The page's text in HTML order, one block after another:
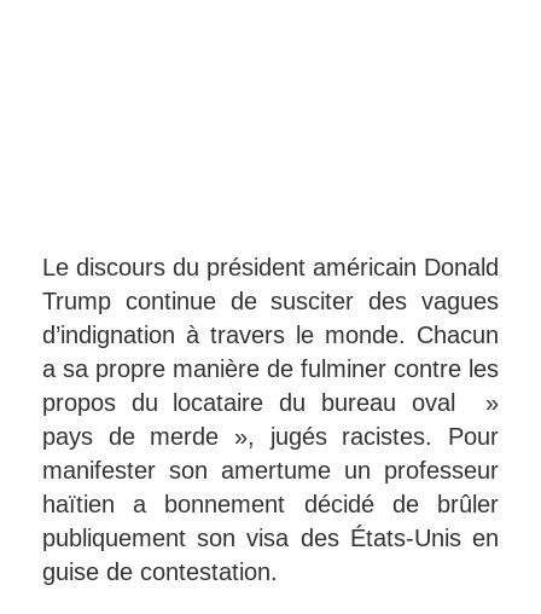
Le discours du président américain Donald
Trump continue de susciter des vagues
d’indignation à travers le monde. Chacun
a sa propre manière de fulminer contre les
propos du locataire du bureau oval »
pays de merde », jugés racistes. Pour
manifester son amertume un professeur
haïtien a bonnement décidé de brûler
publiquement son visa des États-Unis en
guise de contestation.